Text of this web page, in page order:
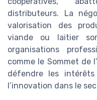
distributeurs. La
valorisation des
viande ou laitier
organisations
comme le Sommet de
défendre les
l’innovation dans le